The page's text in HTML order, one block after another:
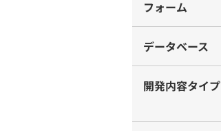
フォーム
データベース
開発内容タイプ